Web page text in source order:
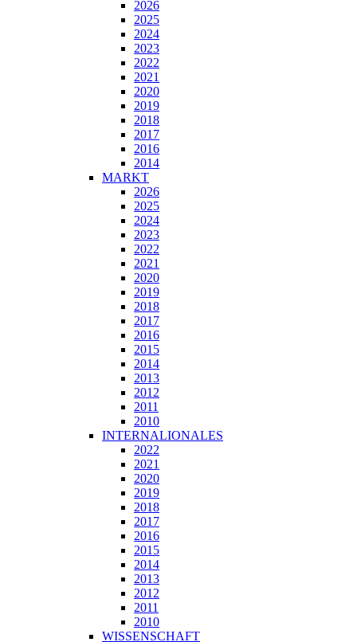
2026
2025
2024
2023
2022
2021
2020
2019
2018
2017
2016
2014
MARKT
2026
2025
2024
2023
2022
2021
2020
2019
2018
2017
2016
2015
2014
2013
2012
2011
2010
INTERNALIONALES
2022
2021
2020
2019
2018
2017
2016
2015
2014
2013
2012
2011
2010
WISSENSCHAFT